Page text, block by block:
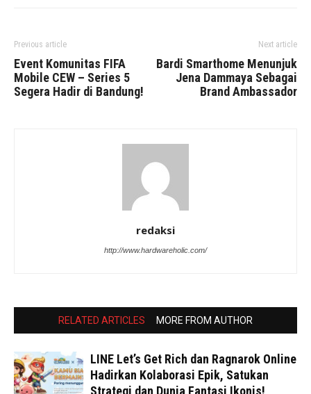
Previous article
Event Komunitas FIFA
Mobile CEW – Series 5
Segera Hadir di Bandung!
Next article
Bardi Smarthome Menunjuk
Jena Dammaya Sebagai
Brand Ambassador
redaksi
http://www.hardwareholic.com/
RELATED ARTICLES MORE FROM AUTHOR
LINE Let’s Get Rich dan Ragnarok Online
Hadirkan Kolaborasi Epik, Satukan
Strategi dan Dunia Fantasi Ikonis!